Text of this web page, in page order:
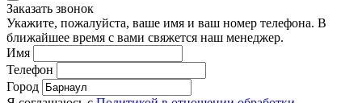
Заказать звонок
Укажите, пожалуйста, ваше имя и ваш номер телефона. В
ближайшее время с вами свяжется наш менеджер.
Имя
Телефон
Город